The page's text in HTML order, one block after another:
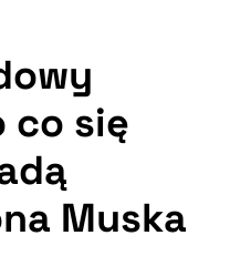
opcje
wspierają:
co się
Muska